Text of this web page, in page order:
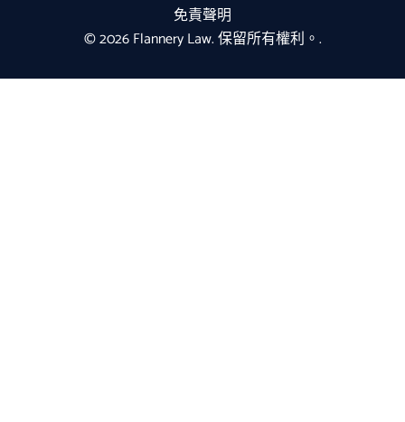
免責聲明
© 2026 Flannery Law. 保留所有權利。.